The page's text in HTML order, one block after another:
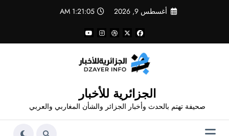
أغسطس 9, 2026 1:21:05 AM
الجزائرية للأخبار
صحيفة تهتم بالحدث وأخبار الجزائر والشأن المغاربي والعربي